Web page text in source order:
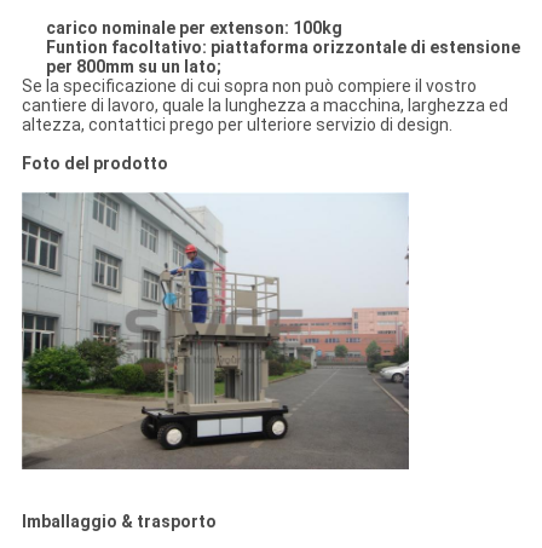
carico nominale per extenson: 100kg
Funtion facoltativo: piattaforma orizzontale di estensione
per 800mm su un lato;
Se la specificazione di cui sopra non può compiere il vostro
cantiere di lavoro, quale la lunghezza a macchina, larghezza ed
altezza, contattici prego per ulteriore servizio di design.
Foto del prodotto
Imballaggio & trasporto